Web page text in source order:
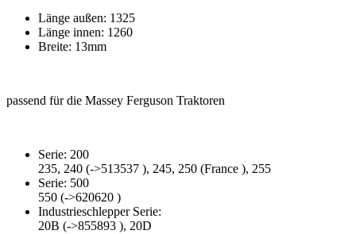
Länge außen: 1325
Länge innen: 1260
Breite: 13mm
passend für die Massey Ferguson Traktoren
Serie: 200
235, 240 (->513537 ), 245, 250 (France ), 255
Serie: 500
550 (->620620 )
Industrieschlepper Serie:
20B (->855893 ), 20D